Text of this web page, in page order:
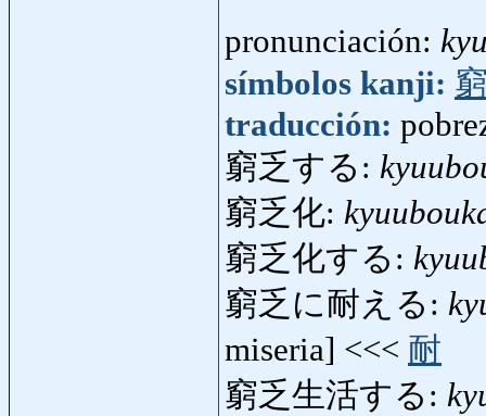
pronunciación:
símbolos kanji:
traducción:
窮乏する:
窮乏化:
窮乏化する:
窮乏に耐える:
miseria] <<< 耐
窮乏生活する: